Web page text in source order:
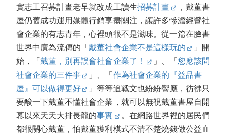
實志工召募計畫老早就改成工讀生招募計畫
，戴董書
屋仍舊成功運用媒體行銷享盡關注，讓許多慘澹經營社
會企業的有志青年，心裡頭很不是滋味。從一篇在臉書
世界中廣為流傳的「戴董社會企業不是這樣玩的
」開
始，「戴董，別再誤會社會企業了！ 」、「您應該問
社會企業的三件事
」、「作為社會企業的『益品書
屋』可以做得更好
」等等追戰文也紛紛響應，彷彿只
要酸一下戴董不懂社會企業，就可以無視戴董書屋自開
幕以來天天大排長龍的事實
。在網路世界裡的居民們
都很關心戴董，怕戴董獲利模式不清不楚燒錢做公益血